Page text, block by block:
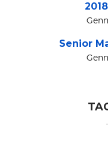
Senior